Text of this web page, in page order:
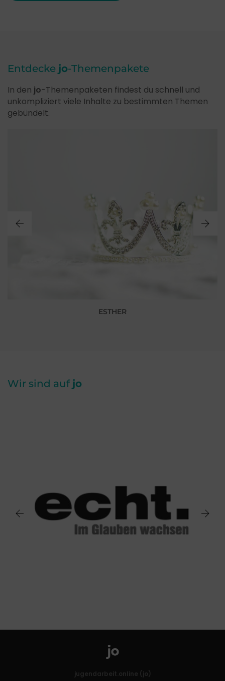
Entdecke jo-Themenpakete
In den jo-Themenpaketen findest du schnell und
unkompliziert viele Inhalte zu bestimmten Themen
gebündelt.
ESTHER
Wir sind auf jo
jugendarbeit.online (jo)